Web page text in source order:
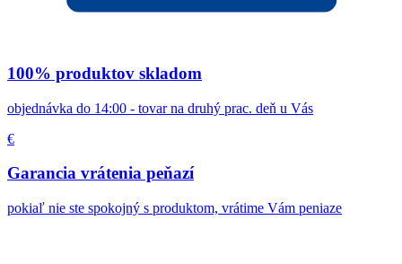
100% produktov skladom
objednávka do 14:00 - tovar na druhý prac. deň u Vás
€
Garancia vrátenia peňazí
pokiaľ nie ste spokojný s produktom, vrátime Vám peniaze